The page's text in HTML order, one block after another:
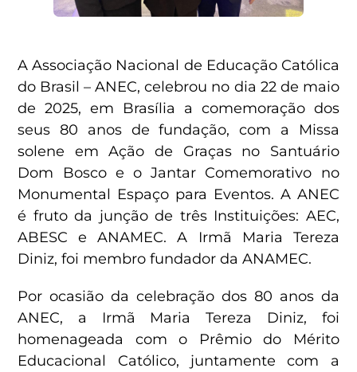
A Associação Nacional de Educação Católica
do Brasil – ANEC, celebrou no dia 22 de maio
de 2025, em Brasília a comemoração dos
seus 80 anos de fundação, com a Missa
solene em Ação de Graças no Santuário
Dom Bosco e o Jantar Comemorativo no
Monumental Espaço para Eventos. A ANEC
é fruto da junção de três Instituições: AEC,
ABESC e ANAMEC. A Irmã Maria Tereza
Diniz, foi membro fundador da ANAMEC.
Por ocasião da celebração dos 80 anos da
ANEC, a Irmã Maria Tereza Diniz, foi
homenageada com o Prêmio do Mérito
Educacional Católico, juntamente com a